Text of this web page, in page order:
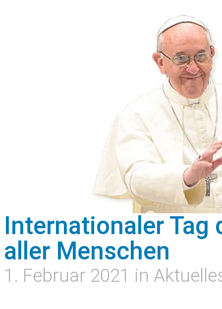
Internationaler
aller Menschen
1. Februar 2021 in